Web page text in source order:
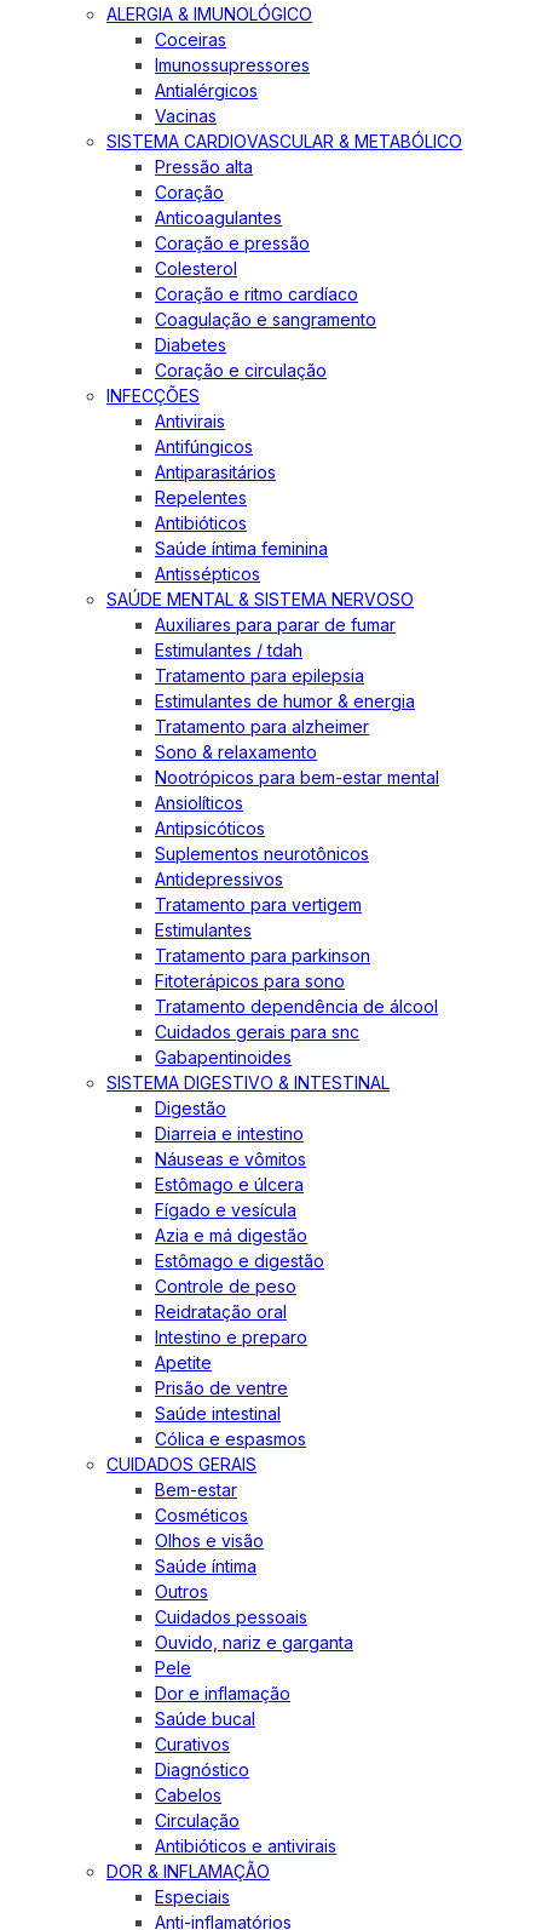
ALERGIA & IMUNOLÓGICO
Coceiras
Imunossupressores
Antialérgicos
Vacinas
SISTEMA CARDIOVASCULAR & METABÓLICO
Pressão alta
Coração
Anticoagulantes
Coração e pressão
Colesterol
Coração e ritmo cardíaco
Coagulação e sangramento
Diabetes
Coração e circulação
INFECÇÕES
Antivirais
Antifúngicos
Antiparasitários
Repelentes
Antibióticos
Saúde íntima feminina
Antissépticos
SAÚDE MENTAL & SISTEMA NERVOSO
Auxiliares para parar de fumar
Estimulantes / tdah
Tratamento para epilepsia
Estimulantes de humor & energia
Tratamento para alzheimer
Sono & relaxamento
Nootrópicos para bem-estar mental
Ansiolíticos
Antipsicóticos
Suplementos neurotônicos
Antidepressivos
Tratamento para vertigem
Estimulantes
Tratamento para parkinson
Fitoterápicos para sono
Tratamento dependência de álcool
Cuidados gerais para snc
Gabapentinoides
SISTEMA DIGESTIVO & INTESTINAL
Digestão
Diarreia e intestino
Náuseas e vômitos
Estômago e úlcera
Fígado e vesícula
Azia e má digestão
Estômago e digestão
Controle de peso
Reidratação oral
Intestino e preparo
Apetite
Prisão de ventre
Saúde intestinal
Cólica e espasmos
CUIDADOS GERAIS
Bem-estar
Cosméticos
Olhos e visão
Saúde íntima
Outros
Cuidados pessoais
Ouvido, nariz e garganta
Pele
Dor e inflamação
Saúde bucal
Curativos
Diagnóstico
Cabelos
Circulação
Antibióticos e antivirais
DOR & INFLAMAÇÃO
Especiais
Anti-inflamatórios